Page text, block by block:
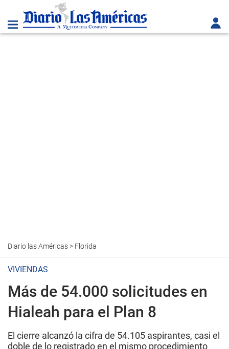
Diario las Américas> Florida
VIVIENDAS
Más de 54.000 solicitudes en
Hialeah para el Plan 8
El cierre alcanzó la cifra de 54.105 aspirantes, casi el
doble de lo registrado en el mismo procedimiento